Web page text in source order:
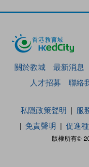
關於教城 最新消息
人才招募
聯絡
版權所有©
私隱政策聲明 服
免責聲明
促進